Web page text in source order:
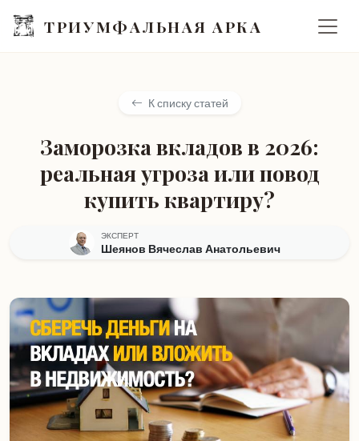
ТРИУМФАЛЬНАЯ АРКА
К списку статей
Заморозка вкладов в 2026:
реальная угроза или повод
купить квартиру?
ЭКСПЕРТ
Шеянов Вячеслав Анатольевич